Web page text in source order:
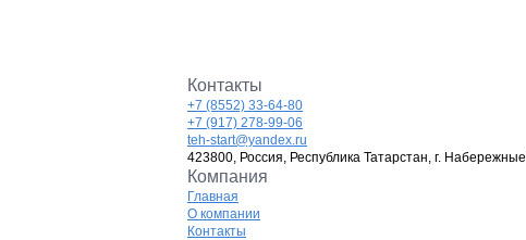
Контакты
+7 (8552) 33-64-80
+7 (917) 278-99-06
teh-start@yandex.ru
423800, Россия, Республика Татарстан, г.
Компания
Главная
О компании
Контакты